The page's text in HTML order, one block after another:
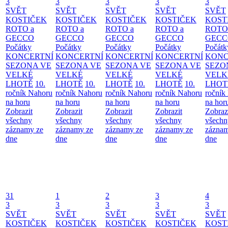
SVĚT
KOSTIČEK
ROTO a
GECCO
Počátky
KONCERTNÍ
SEZONA VE
VELKÉ
LHOTĚ 10.
ročník Nahoru
na horu
Zobrazit
všechny
záznamy ze
dne
SVĚT
KOSTIČEK
ROTO a
GECCO
Počátky
KONCERTNÍ
SEZONA VE
VELKÉ
LHOTĚ 10.
ročník Nahoru
na horu
Zobrazit
všechny
záznamy ze
dne
SVĚT
KOSTIČEK
ROTO a
GECCO
Počátky
KONCERTNÍ
SEZONA VE
VELKÉ
LHOTĚ 10.
ročník Nahoru
na horu
Zobrazit
všechny
záznamy ze
dne
SVĚT
KOSTIČEK
ROTO a
GECCO
Počátky
KONCERTNÍ
SEZONA VE
VELKÉ
LHOTĚ 10.
ročník Nahoru
na horu
Zobrazit
všechny
záznamy ze
dne
SVĚT
ročník
na
dne
31
3
SVĚT
KOSTIČEK
1
3
SVĚT
KOSTIČEK
2
3
SVĚT
KOSTIČEK
3
3
SVĚT
KOSTIČEK
4
3
SVĚT